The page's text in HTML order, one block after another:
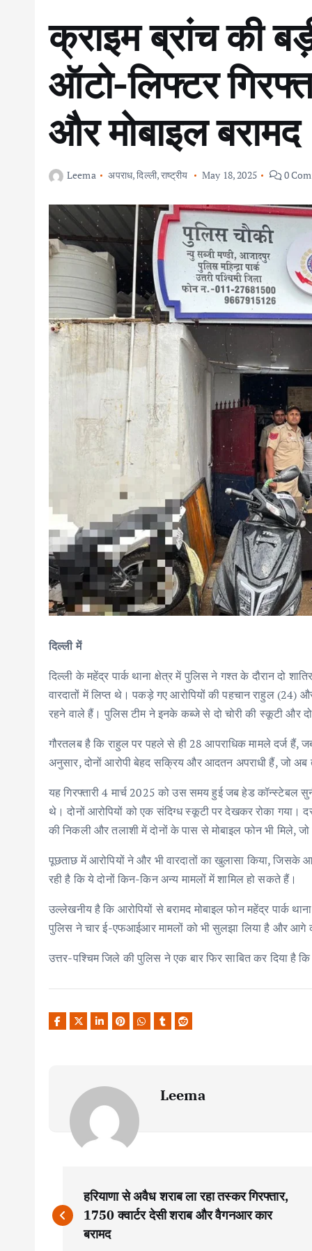
क्राइम ब्रांच की
ऑटो-लिफ्टर
और मोबाइल बरामद
Leema अपराध,दिल्ली,राष्ट्रीय May 18, 2025 0
दिल्ली में
दिल्ली के महेंद्र पार्क थाना क्षेत्र में पुलिस ने गश्त के दौरान दो
वारदातों में लिप्त थे। पकड़े गए आरोपियों की पहचान राहुल (24)
रहने वाले हैं। पुलिस टीम ने इनके कब्जे से दो चोरी की स्कूटी और दो
गौरतलब है कि राहुल पर पहले से ही 28 आपराधिक मामले दर्ज हैं,
अनुसार, दोनों आरोपी बेहद सक्रिय और आदतन अपराधी हैं, जो अब
यह गिरफ्तारी 4 मार्च 2025 को उस समय हुई जब हेड
थे। दोनों आरोपियों को एक संदिग्ध स्कूटी पर देखकर रोका गया।
की निकली और तलाशी में दोनों के पास से मोबाइल फोन भी मिले,
पूछताछ में आरोपियों ने और भी वारदातों का खुलासा किया,
रही है कि ये दोनों किन-किन अन्य मामलों में शामिल हो सकते हैं।
उल्लेखनीय है कि आरोपियों से बरामद मोबाइल फोन महेंद्र पार्क
पुलिस ने चार ई-एफआईआर मामलों को भी सुलझा लिया है और आगे
उत्तर-पश्चिम जिले की पुलिस ने एक बार फिर साबित कर दिया है
Leema
o
हरियाणा से अवैध शराब ला रहा तस्कर गिरफ्तार,
1750 क्वार्टर देसी शराब और वैगनआर कार
बरामद